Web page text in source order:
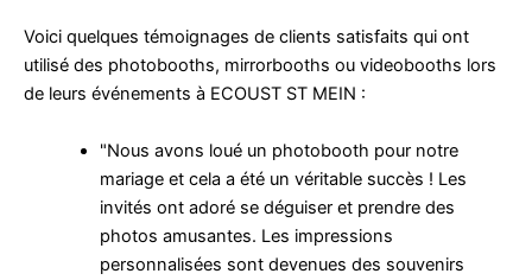
Voici quelques témoignages de clients satisfaits qui ont
utilisé des photobooths, mirrorbooths ou videobooths lors
de leurs événements à ECOUST ST MEIN :
"Nous avons loué un photobooth pour notre
mariage et cela a été un véritable succès ! Les
invités ont adoré se déguiser et prendre des
photos amusantes. Les impressions
personnalisées sont devenues des souvenirs